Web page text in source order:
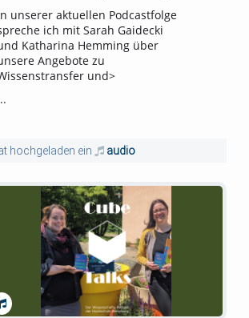
unserer aktuellen Podcastfolge
ich mit Sarah Gaidecki
Katharina Hemming über
Angebote zu
und>
hochgeladen ein audio